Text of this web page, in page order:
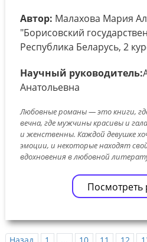
Автор: Малахова Мария
"Борисовский
Республика Беларусь, 2
Научный руководитель:
Анатольевна
Любовные романы — это книги,
вечна, где мужчины красивы и
и женственны. Каждой девушке
эмоции, и некоторые находят
вдохновения в любовной
Посмотреть